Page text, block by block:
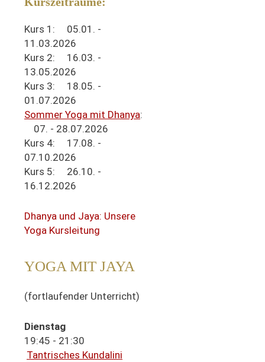
Kurs 1: 05.01. -
11.03.2026
Kurs 2: 16.03. -
13.05.2026
Kurs 3: 18.05. -
01.07.2026
Sommer Yoga mit Dhanya:
07. - 28.07.2026
Kurs 4: 17.08. -
07.10.2026
Kurs 5: 26.10. -
16.12.2026
Dhanya und Jaya: Unsere
Yoga Kursleitung
YOGA MIT JAYA
(fortlaufender Unterricht)
Dienstag
19:45 - 21:30
Tantrisches Kundalini